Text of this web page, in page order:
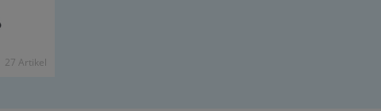
27 Ar­ti­kel